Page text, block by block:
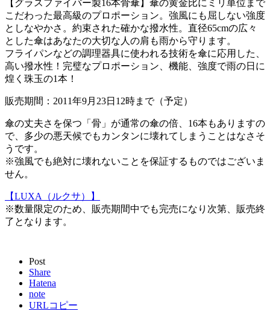
【グラスファイバー製16本骨傘】傘の黄金比にミリ単位まで
こだわった最高級のプロポーション。強風にも屈しない強度
としなやかさ。約束された確かな撥水性。直径65cmの広々
とした傘はあなたの大切な人の肩も雨から守ります。
フライパンなどの調理器具に使われる技術を傘に応用した、
高い撥水性！完璧なプロポーション、機能、強度で雨の日に
煌く珠玉の1本！
販売期間：2011年9月23日12時まで（予定）
傘の丈夫さを保つ「骨」が通常の傘の倍、16本もありますの
で、多少の悪天候でもカンタンに壊れてしまうことはなさそ
うです。
※強風でも絶対に壊れないことを保証するものではございま
せん。
【LUXA（ルクサ）】
※数量限定のため、販売期間中でも完売になり次第、販売終
了となります。
Post
Share
Hatena
note
URLコピー